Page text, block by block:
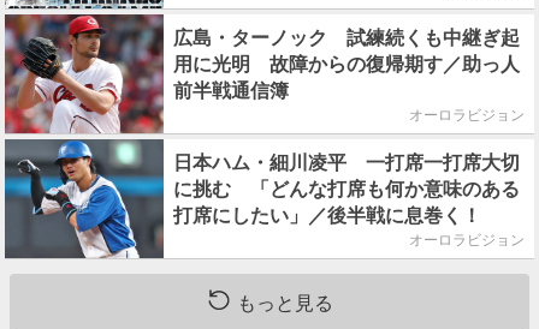
広島・ターノック 試練続くも中継ぎ起
用に光明 故障からの復帰期す／助っ人
前半戦通信簿
オーロラビジョン
日本ハム・細川凌平 一打席一打席大切
に挑む 「どんな打席も何か意味のある
打席にしたい」／後半戦に息巻く！
オーロラビジョン
もっと見る